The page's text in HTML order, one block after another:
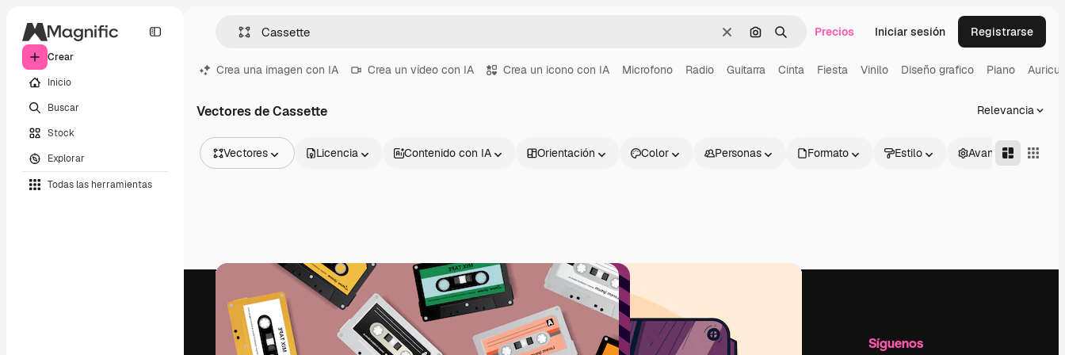
Crear
Inicio
Buscar
Stock
Explorar
Todas las herramientas
BorrarBuscar por imagen
BuscarPrecios Iniciar sesión Registrarse
Crea una imagen con IA Crea un vídeo con IA Crea un icono con IA Microfono Radio Guitarra Cinta Fiesta Vinilo Diseño grafico Piano
Vectores de Cassette Relevancia
Vectores
Vídeos
Motion graphics
Plantillas de vídeos
Iconos
Modelos 3D
Fuentes
Licencia Contenido con IA Orientación Color Personas Formato Estilo Avanzado
Productos Información útil Síguenos